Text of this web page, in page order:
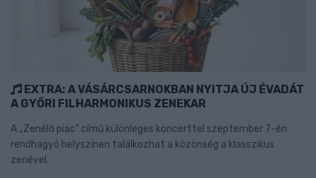
EXTRA: A VÁSÁRCSARNOKBAN NYITJA ÚJ ÉVADÁT
A GYŐRI FILHARMONIKUS ZENEKAR
A „Zenélő piac” című különleges koncerttel szeptember 7-én
rendhagyó helyszínen találkozhat a közönség a klasszikus
zenével.